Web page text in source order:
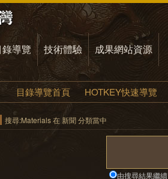
錄導覽 技術體驗 成果網站資源
目錄導覽首頁 HOTKEY快速導覽
搜尋:Materials 在 新聞 分類當中
由搜尋結果繼續